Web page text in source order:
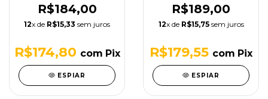
110V - FEBK5070-1
R$184,00
12x de R$15,33 sem juros
R$174,80 com Pix
ESPIAR
110v
R$189,00
12x de R$15,75sem juros
R$179,55 com Pix
ESPIAR